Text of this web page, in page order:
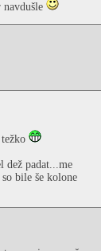
dež padat...me
bile še kolone